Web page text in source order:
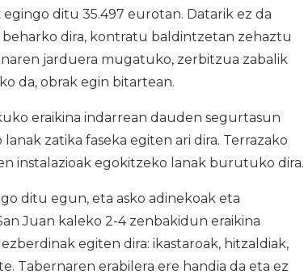
ditu 35.497 eurotan. Datarik ez da
dira, kontratu baldintzetan zehaztu
jarduera mugatuko, zerbitzua zabalik
da, obrak egin bitartean.
eraikina indarrean dauden segurtasun
zatika faseka egiten ari dira. Terrazako
instalazioak egokitzeko lanak burutuko dira.
ditu egun, eta asko adinekoak eta
Juan kaleko 2-4 zenbakidun eraikina
egiten dira: ikastaroak, hitzaldiak,
Tabernaren erabilera ere handia da eta ez